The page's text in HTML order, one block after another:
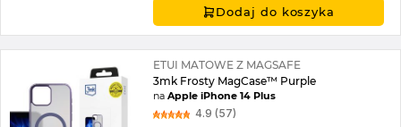
Dodaj do koszyka
ETUI MATOWE Z MAGSAFE
3mk Frosty MagCase™ Purple
naApple iPhone 14 Plus
4.9 (57)